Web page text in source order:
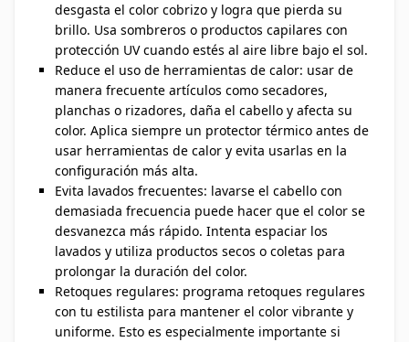
desgasta el color cobrizo y logra que pierda su
brillo. Usa sombreros o productos capilares con
protección UV cuando estés al aire libre bajo el sol.
Reduce el uso de herramientas de calor: usar de
manera frecuente artículos como secadores,
planchas o rizadores, daña el cabello y afecta su
color. Aplica siempre un protector térmico antes de
usar herramientas de calor y evita usarlas en la
configuración más alta.
Evita lavados frecuentes: lavarse el cabello con
demasiada frecuencia puede hacer que el color se
desvanezca más rápido. Intenta espaciar los
lavados y utiliza productos secos o coletas para
prolongar la duración del color.
Retoques regulares: programa retoques regulares
con tu estilista para mantener el color vibrante y
uniforme. Esto es especialmente importante si